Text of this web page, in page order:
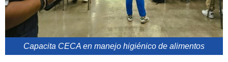
Capacita CECA en manejo higiénico de alimentos